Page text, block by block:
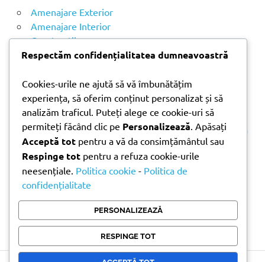
u
p
ă
Amenajare Exterior
Amenajare Interior
Construcții
Noutăți
ARTICOLE RECENTE
Parchet laminat sau SPC? Diferențele care contează
Materiale pentru zidărie – avantajele fiecărei soluții
și când se folosesc
Ghid practic pentru alegerea vopselei lavabile
pentru fiecare încăpere
Produse indispensabile pentru lucrările de
întreținere din timpul verii
Respectăm confidențialitatea dumneavoastră
Cookies-urile ne ajută să vă îmbunătățim
experiența, să oferim conținut personalizat și să
analizăm traficul. Puteți alege ce cookie-uri să
permiteți făcând clic pe Personalizează . Apăsați
Acceptă tot pentru a vă da consimțământul sau
Respinge tot pentru a refuza cookie-urile
neesențiale. Politica cookie - Politica de
confidențialitate
PERSONALIZEAZĂ
RESPINGE TOT